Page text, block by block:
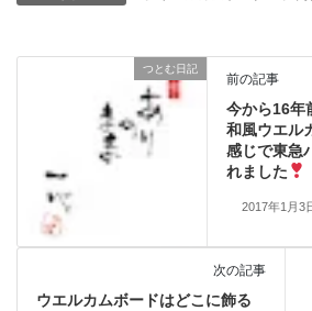
つとむ日記
前の記事
今から16年
和風ウエル
感じで東急
れました
2017年1月3
次の記事
ウエルカムボードはどこに飾る